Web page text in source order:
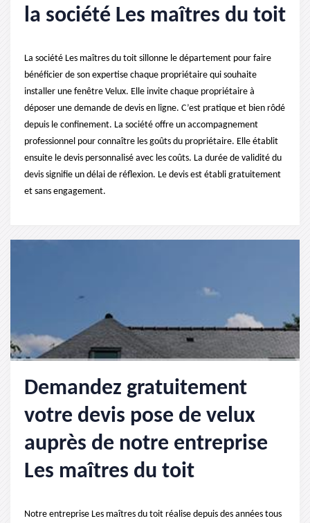
la société Les maîtres du toit
La société Les maîtres du toit sillonne le département pour faire
bénéficier de son expertise chaque propriétaire qui souhaite
installer une fenêtre Velux. Elle invite chaque propriétaire à
déposer une demande de devis en ligne. C’est pratique et bien rôdé
depuis le confinement. La société offre un accompagnement
professionnel pour connaître les goûts du propriétaire. Elle établit
ensuite le devis personnalisé avec les coûts. La durée de validité du
devis signifie un délai de réflexion. Le devis est établi gratuitement
et sans engagement.
Demandez gratuitement
votre devis pose de velux
auprès de notre entreprise
Les maîtres du toit
Notre entreprise Les maîtres du toit réalise depuis des années tous